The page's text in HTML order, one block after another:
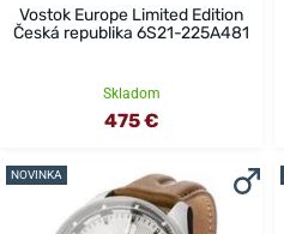
Vostok Europe Limited Edition
Česká republika 6S21-225A481
Skladom
475 €
NOVINKA